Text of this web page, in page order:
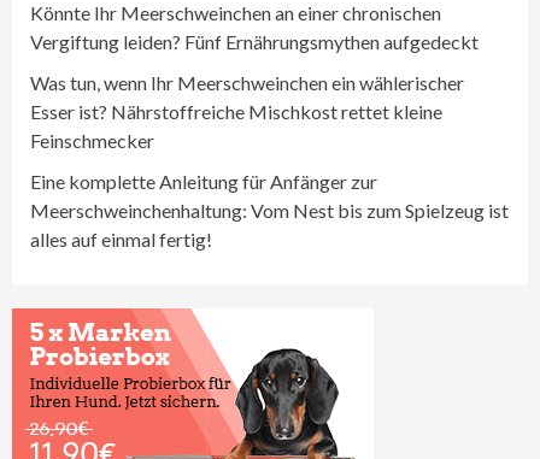
Könnte Ihr Meerschweinchen an einer chronischen
Vergiftung leiden? Fünf Ernährungsmythen aufgedeckt
Was tun, wenn Ihr Meerschweinchen ein wählerischer
Esser ist? Nährstoffreiche Mischkost rettet kleine
Feinschmecker
Eine komplette Anleitung für Anfänger zur
Meerschweinchenhaltung: Vom Nest bis zum Spielzeug ist
alles auf einmal fertig!